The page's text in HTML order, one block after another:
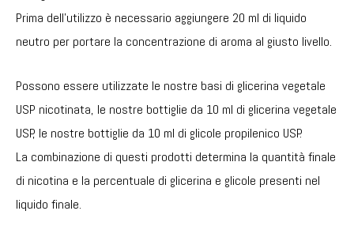
Prima dell’utilizzo è necessario aggiungere 20 ml di liquido
neutro per portare la concentrazione di aroma al giusto livello.
Possono essere utilizzate le nostre basi di glicerina vegetale
USP nicotinata, le nostre bottiglie da 10 ml di glicerina vegetale
USP, le nostre bottiglie da 10 ml di glicole propilenico USP.
La combinazione di questi prodotti determina la quantità finale
di nicotina e la percentuale di glicerina e glicole presenti nel
liquido finale.